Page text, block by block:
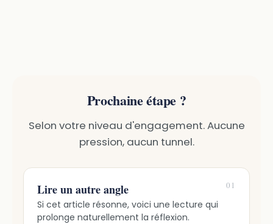
Prochaine étape ?
Selon votre niveau d'engagement. Aucune
pression, aucun tunnel.
01
Lire un autre angle
Si cet article résonne, voici une lecture qui
prolonge naturellement la réflexion.